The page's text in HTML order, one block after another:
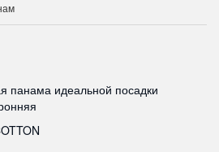
панама идеальной посадки